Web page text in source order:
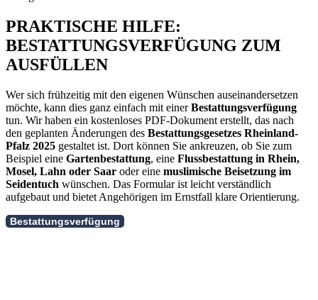
PRAKTISCHE HILFE:
BESTATTUNGSVERFÜGUNG ZUM
AUSFÜLLEN
Wer sich frühzeitig mit den eigenen Wünschen auseinandersetzen
möchte, kann dies ganz einfach mit einerBestattungsverfügung
tun. Wir haben ein kostenloses PDF-Dokument erstellt, das nach
den geplanten Änderungen des Bestattungsgesetzes Rheinland-
Pfalz 2025 gestaltet ist. Dort können Sie ankreuzen, ob Sie zum
Beispiel eine Gartenbestattung, eine Flussbestattung in Rhein,
Mosel, Lahn oder Saar oder eine muslimische Beisetzung im
Seidentuch wünschen. Das Formular ist leicht verständlich
aufgebaut und bietet Angehörigen im Ernstfall klare Orientierung.